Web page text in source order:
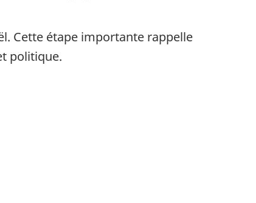
Cette étape importante rappelle
politique.